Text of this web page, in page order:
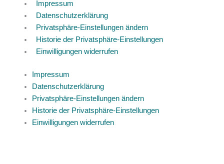
Impressum
Datenschutzerklärung
Privatsphäre-Einstellungen ändern
Historie der Privatsphäre-Einstellungen
Einwilligungen widerrufen
Impressum
Datenschutzerklärung
Privatsphäre-Einstellungen ändern
Historie der Privatsphäre-Einstellungen
Einwilligungen widerrufen